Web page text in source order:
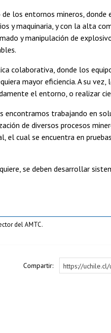
los entornos mineros, donde
y maquinaria, y con la alta
y manipulación de
colaborativa, donde los
mayor eficiencia. A su
el entorno, o realizar
encontramos trabajando en
de diversos procesos
cual se encuentra en
se deben desarrollar
del AMTC.
Compartir: https://